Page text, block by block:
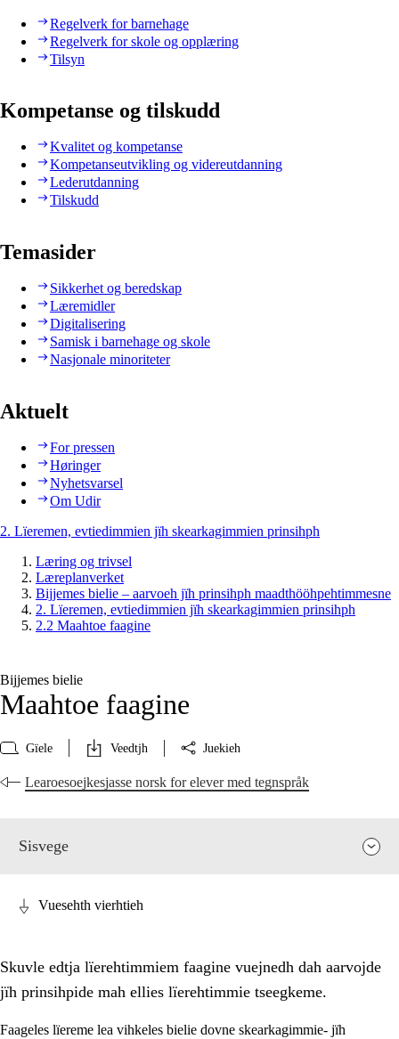
Regelverk for barnehage
Regelverk for skole og opplæring
Tilsyn
Kompetanse og tilskudd
Kvalitet og kompetanse
Kompetanseutvikling og videreutdanning
Lederutdanning
Tilskudd
Temasider
Sikkerhet og beredskap
Læremidler
Digitalisering
Samisk i barnehage og skole
Nasjonale minoriteter
Aktuelt
For pressen
Høringer
Nyhetsvarsel
Om Udir
2. Lïeremen, evtiedimmien jïh skearkagimmien prinsihph
Læring og trivsel
Læreplanverket
Bijjemes bielie – aarvoeh jïh prinsihph maadthööhpehtimmesne
2. Lïeremen, evtiedimmien jïh skearkagimmien prinsihph
2.2 Maahtoe faagine
Bijjemes bielie
Maahtoe faagine
Gïele Veedtjh Juekieh
Learoesoejkesjasse norsk for elever med tegnspråk
Sisvege
Vuesehth vierhtieh
Skuvle edtja lïerehtimmiem faagine vuejnedh dah aarvojde
jïh prinsihpide mah ellies lïerehtimmie tseegkeme.
Faageles lïereme lea vihkeles bielie dovne skearkagimmie- jïh